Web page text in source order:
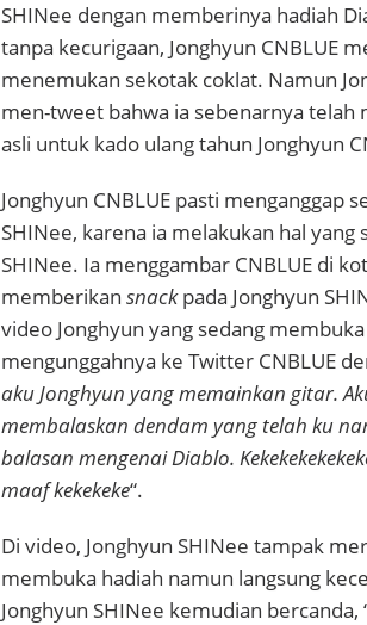
SHINee dengan memberinya hadiah
tanpa kecurigaan, Jonghyun CNBLUE
menemukan sekotak coklat. Namun
men-tweet bahwa ia sebenarnya telah
asli untuk kado ulang tahun Jonghyun
Jonghyun CNBLUE pasti menganggap
SHINee, karena ia melakukan hal yang
SHINee. Ia menggambar CNBLUE di
memberikan snackpada Jonghyun
video Jonghyun yang sedang
mengunggahnya ke Twitter CNBLUE
aku Jonghyun yang memainkan gitar.
membalaskan dendam yang telah ku
balasan mengenai Diablo.
maaf kekekeke“.
Di video, Jonghyun SHINee tampak
membuka hadiah namun langsung
Jonghyun SHINee kemudian bercanda,